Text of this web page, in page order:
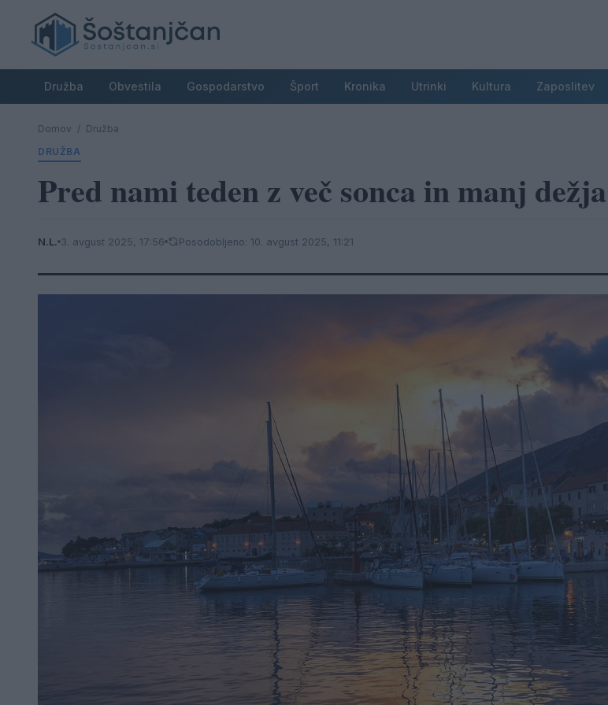
Družba Obvestila Gospodarstvo Šport Kronika Utrinki Kultura Zaposlitev
Domov / Družba
DRUŽBA
Pred nami teden z več sonca in manj dežja
N.L. 3. avgust 2025, 17:56 Posodobljeno: 10. avgust 2025, 11:21